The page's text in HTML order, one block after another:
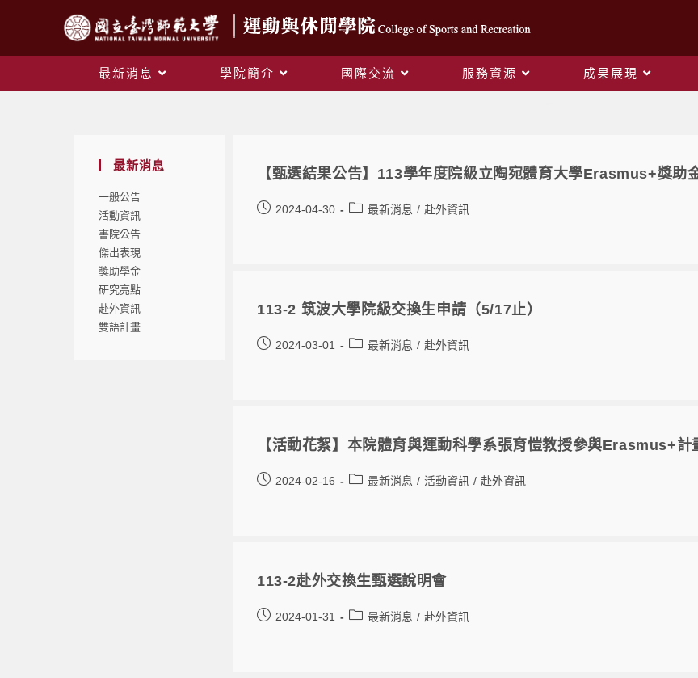
最新消息 學院簡介 國際交流 服務資源 成果展現
最新消息
一般公告
活動資訊
書院公告
傑出表現
獎助學金
研究亮點
赴外資訊
雙語計畫
【甄選結果公告】113學年度院級立陶宛體育大學Erasmus+獎助
2024-04-30 最新消息 / 赴外資訊
113-2 筑波大學院級交換生申請（5/17止）
2024-03-01 最新消息 / 赴外資訊
【活動花絮】本院體育與運動科學系張育愷教授參與Erasmus+計
2024-02-16 最新消息 / 活動資訊 / 赴外資訊
113-2赴外交換生甄選說明會
2024-01-31 最新消息 / 赴外資訊